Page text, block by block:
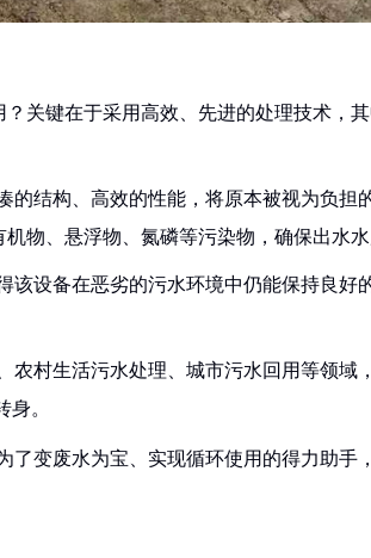
关键在于采用高效、先进的处理技术，
结构、高效的性能，将原本被视为负
物、悬浮物、氮磷等污染物，确保出水水
设备在恶劣的污水环境中仍能保持良
村生活污水处理、城市污水回用等领
。
变废水为宝、实现循环使用的得力助手